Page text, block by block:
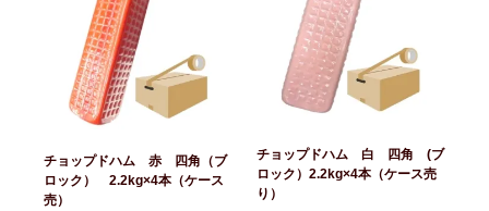
チョップドハム 赤 四角（ブ
ロック） 2.2kg×4本（ケース
売）
チョップドハム 白 四角 (ブ
ロック）2.2kg×4本（ケース売
り）